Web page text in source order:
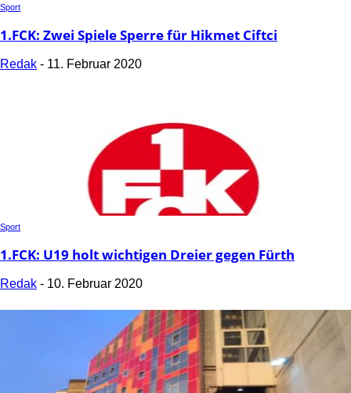
Sport
1.FCK: Zwei Spiele Sperre für Hikmet Ciftci
Redak - 11. Februar 2020
Sport
1.FCK: U19 holt wichtigen Dreier gegen Fürth
Redak - 10. Februar 2020